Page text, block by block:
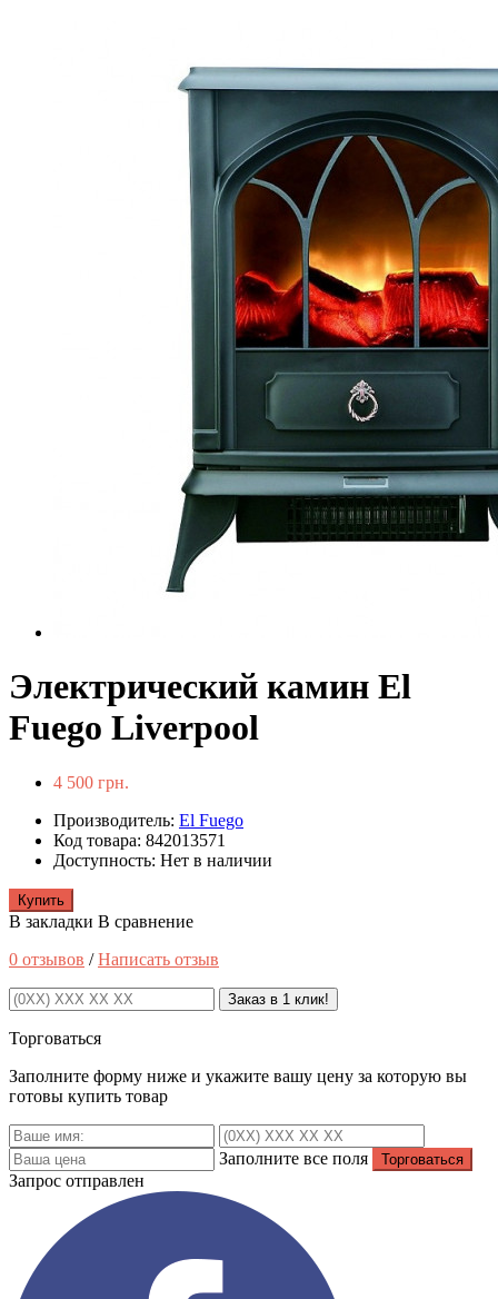
Электрический камин El
Fuego Liverpool
4 500 грн.
Производитель: El Fuego
Код товара: 842013571
Доступность: Нет в наличии
Купить
В закладки В сравнение
0 отзывов /Написать отзыв
Заказ в 1 клик!
Торговаться
Заполните форму ниже и укажите вашу цену за которую вы
готовы купить товар
Заполните все поля
Запрос отправлен